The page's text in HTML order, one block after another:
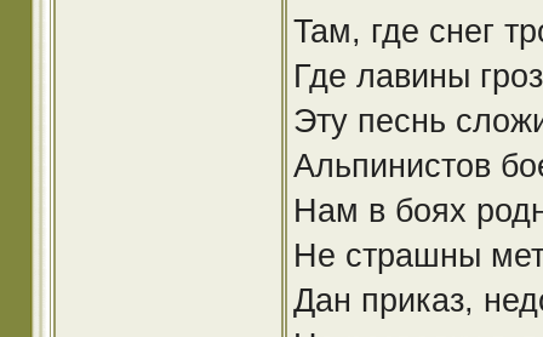
Taм, где снег
Где лавины
Эту песнь
Альпинистов
Нам в боях
Не страшны
Дан приказ,